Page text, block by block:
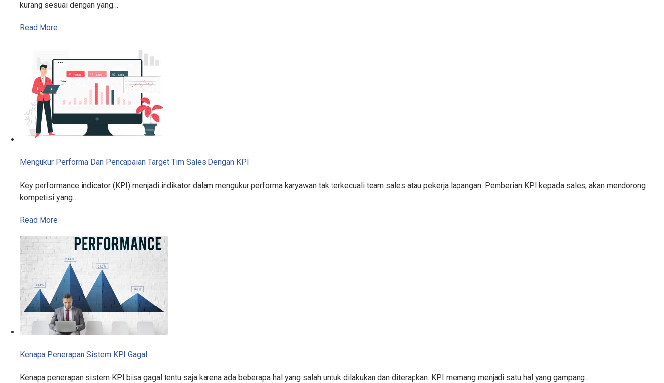
kurang sesuai dengan yang…
Read More
Mengukur Performa Dan Pencapaian Target Tim Sales Dengan KPI
Key performance indicator (KPI) menjadi indikator dalam mengukur performa karyawan tak terkecuali team sales atau pekerja lapangan. Pemberian KPI kepada sales, akan mendorong
kompetisi yang…
Read More
Kenapa Penerapan Sistem KPI Gagal
Kenapa penerapan sistem KPI bisa gagal tentu saja karena ada beberapa hal yang salah untuk dilakukan dan diterapkan. KPI memang menjadi satu hal yang gampang…